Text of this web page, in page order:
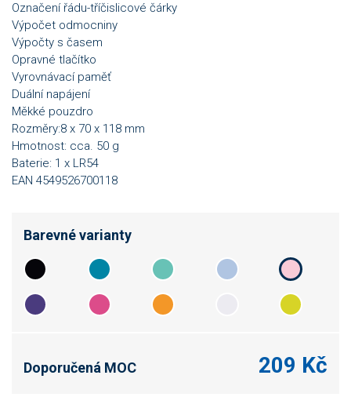
Označení řádu-tříčislicové čárky
Výpočet odmocniny
Výpočty s časem
Opravné tlačítko
Vyrovnávací paměť
Duální napájení
Měkké pouzdro
Rozměry:8 x 70 x 118 mm
Hmotnost: cca. 50 g
Baterie: 1 x LR54
EAN 4549526700118
Barevné varianty
Doporučená MOC 209 Kč